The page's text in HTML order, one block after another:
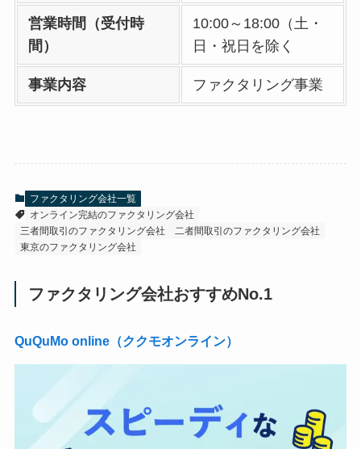
営業時間（受付時
間）
10:00～18:00（土・
日・祝日を除く
事業内容 ファクタリング事業
ファクタリング会社一覧
オンライン完結のファクタリング会社
三者間取引のファクタリング会社
二者間取引のファクタリング会社
東京のファクタリング会社
ファクタリング会社おすすめNo.1
QuQuMo online（ククモオンライン）